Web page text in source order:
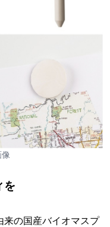
を
の国産バイオマスプ